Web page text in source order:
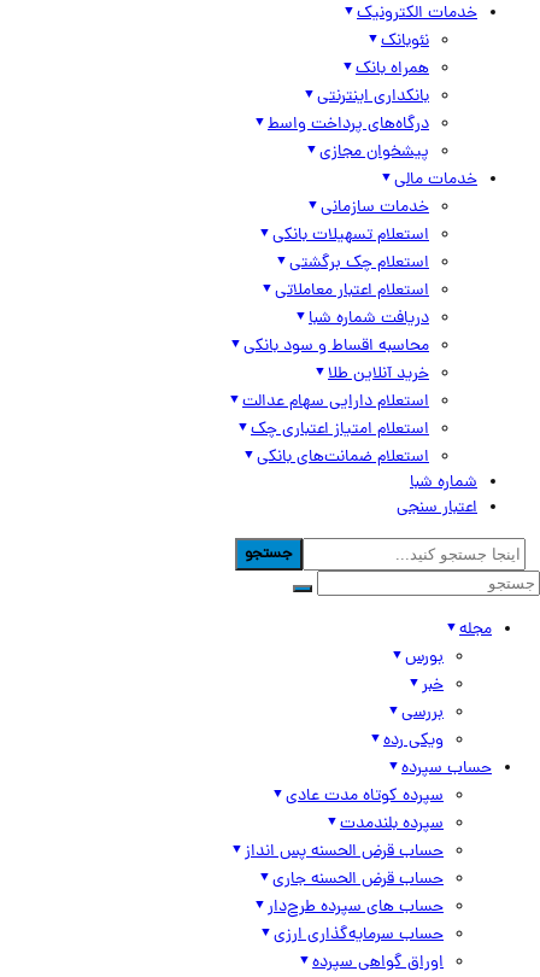
خدمات الکترونیک
نئوبانک
همراه بانک
بانکداری اینترنتی
درگاه‌های پرداخت واسط
پیشخوان مجازی
خدمات مالی
خدمات سازمانی
استعلام تسهیلات بانکی
استعلام چک برگشتی
استعلام اعتبار معاملاتی
دریافت شماره شبا
محاسبه اقساط و سود بانکی
خرید آنلاین طلا
استعلام دارایی سهام عدالت
استعلام امتیاز اعتباری چک
استعلام ضمانت‌های بانکی
شماره شبا
اعتبار سنجی
جستجو
مجله
بورس
خبر
بررسی
ویکی رده
حساب سپرده
سپرده کوتاه مدت عادی
سپرده بلندمدت
حساب قرض الحسنه پس انداز
حساب قرض الحسنه جاری
حساب های سپرده طرح‌دار
حساب سرمایه‌گذاری ارزی
اوراق گواهی سپرده